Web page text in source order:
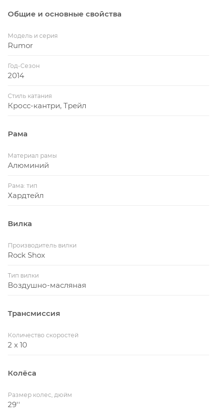
Общие и основные свойства
Модель и серия
Rumor
Год-Сезон
2014
Стиль катания
Кросс-кантри, Трейл
Рама
Материал рамы
Алюминий
Рама: тип
Хардтейл
Вилка
Производитель вилки
Rock Shox
Тип вилки
Воздушно-масляная
Трансмиссия
Количество скоростей
2 x 10
Колёса
Размер колес, дюйм
29''